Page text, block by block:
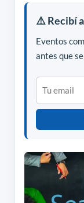
⚠️ Recibí
Eventos
antes que